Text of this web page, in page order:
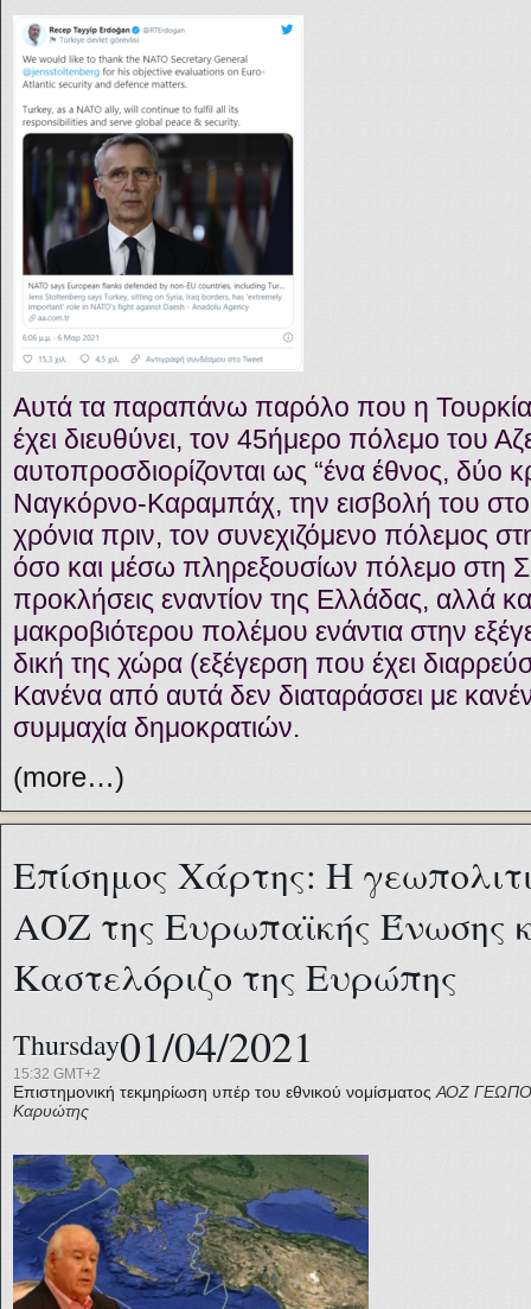
Αυτά τα παραπάνω παρόλο που η Τουρκία
έχει διευθύνει, τον 45ήμερο πόλεμο του
αυτοπροσδιορίζονται ως “ένα έθνος, δύο
Ναγκόρνο-Καραμπάχ, την εισβολή του στο
χρόνια πριν, τον συνεχιζόμενο πόλεμος
όσο και μέσω πληρεξουσίων πόλεμο στη
προκλήσεις εναντίον της Ελλάδας, αλλά
μακροβιότερου πολέμου ενάντια στην
δική της χώρα (εξέγερση που έχει
Κανένα από αυτά δεν διαταράσσει με
συμμαχία δημοκρατιών.
(more…)
Επίσημος Χάρτης: Η
ΑΟΖ της Ευρωπαϊκής Ένωσης
Καστελόριζο της Ευρώπης
Thursday01/04/2021
15:32 GMT+2
Επιστημονική τεκμηρίωση υπέρ του εθνικού νομίσματος ΑΟΖ
Καρυώτης